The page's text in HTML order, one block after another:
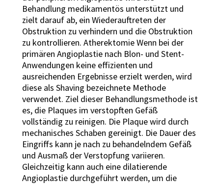
Behandlung medikamentös unterstützt und
zielt darauf ab, ein Wiederauftreten der
Obstruktion zu verhindern und die Obstruktion
zu kontrollieren. Atherektomie Wenn bei der
primären Angioplastie nach Blon- und Stent-
Anwendungen keine effizienten und
ausreichenden Ergebnisse erzielt werden, wird
diese als Shaving bezeichnete Methode
verwendet. Ziel dieser Behandlungsmethode ist
es, die Plaques im verstopften Gefäß
vollständig zu reinigen. Die Plaque wird durch
mechanisches Schaben gereinigt. Die Dauer des
Eingriffs kann je nach zu behandelndem Gefäß
und Ausmaß der Verstopfung variieren.
Gleichzeitig kann auch eine dilatierende
Angioplastie durchgeführt werden, um die